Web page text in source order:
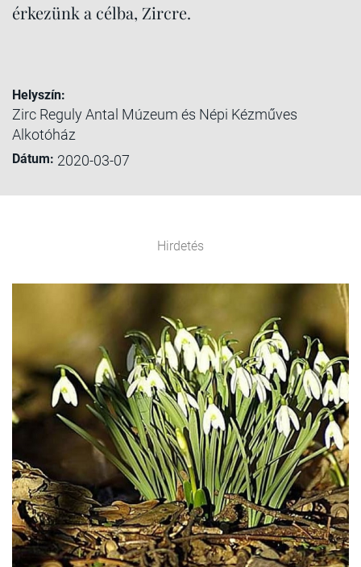
érkezünk a célba, Zircre.
Helyszín:
Zirc Reguly Antal Múzeum és Népi Kézműves
Alkotóház
Dátum: 2020-03-07
Hirdetés